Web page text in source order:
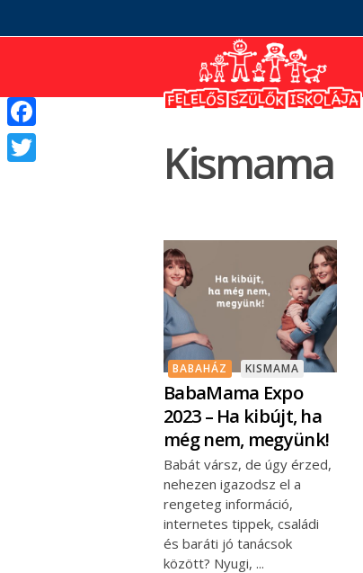
Kismama
BABAHÁZ KISMAMA
BabaMama Expo
2023 – Ha kibújt, ha
még nem, megyünk!
Babát vársz, de úgy érzed,
nehezen igazodsz el a
rengeteg információ,
internetes tippek, családi
és baráti jó tanácsok
között? Nyugi,
Facebook